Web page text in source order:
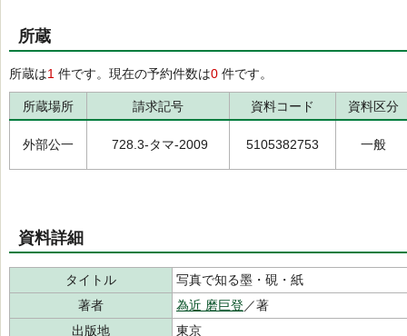
所蔵
所蔵は1 件です。現在の予約件数は0 件です。
所蔵場所 請求記号 資料コード 資料区分
外部公一 728.3-タマ-2009 5105382753 一般
資料詳細
タイトル
写真で知る墨・硯・紙
著者
為近 磨巨登 ／著
出版地
東京